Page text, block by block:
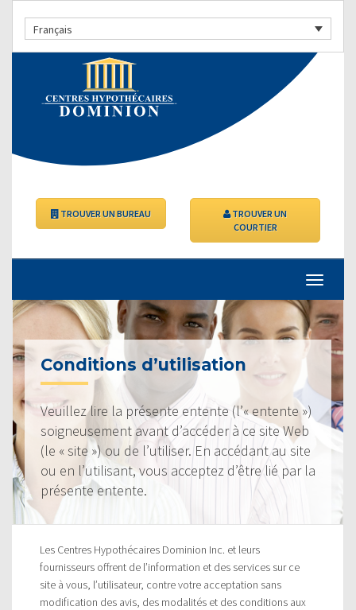
Français
TROUVER UN BUREAU
TROUVER UN
COURTIER
Conditions d’utilisation
Veuillez lire la présente entente (l’« entente »)
soigneusement avant d’accéder à ce site Web
(le « site ») ou de l’utiliser. En accédant au site
ou en l’utilisant, vous acceptez d’être lié par la
présente entente.
Les Centres Hypothécaires Dominion Inc. et leurs
fournisseurs offrent de l’information et des services sur ce
site à vous, l’utilisateur, contre votre acceptation sans
modification des avis, des modalités et des conditions aux